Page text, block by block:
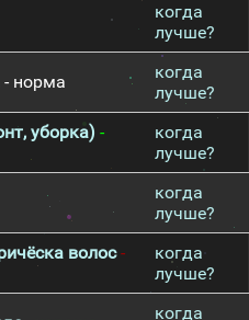
когда
лучше?
- норма
когда
лучше?
уборка) -
когда
лучше?
когда
лучше?
волос-
когда
лучше?
когда